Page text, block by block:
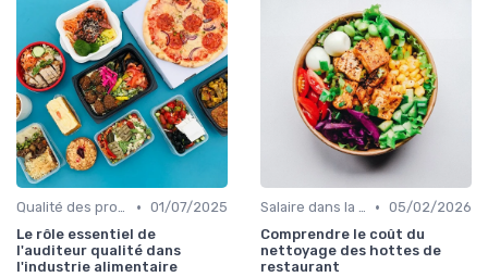
Qualité des produits • 01/07/2025
Le rôle essentiel de
l'auditeur qualité dans
l'industrie alimentaire
Salaire dans la food • 05/02/2026
Comprendre le coût du
nettoyage des hottes de
restaurant